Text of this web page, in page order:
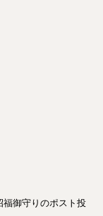
福御守りのポスト投